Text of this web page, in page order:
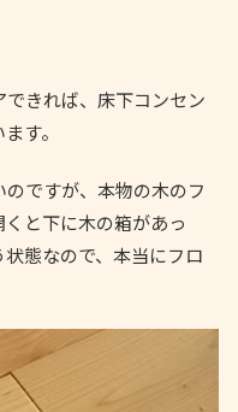
きれば、床下コンセン
す。
ですが、本物の木のフ
と下に木の箱があっ
態なので、本当にフロ